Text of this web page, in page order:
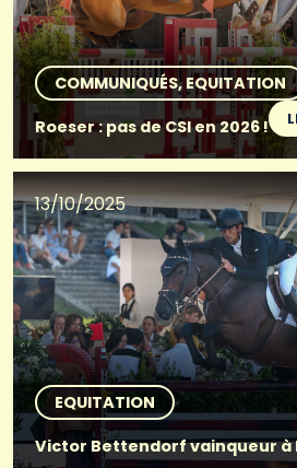
COMMUNIQUÉS EQUITATION
Roeser : pas de CSI en 2026 !
13/10/2025
EQUITATION
Victor Bettendorf vainqueur à